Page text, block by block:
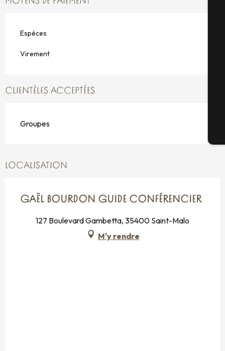
Espèces
Virement
CLIENTÈLES ACCEPTÉES
Groupes
LOCALISATION
GAËL BOURDON GUIDE CONFÉRENCIER
127 Boulevard Gambetta, 35400 Saint-Malo
M'y rendre